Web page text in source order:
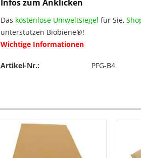
Infos zum Anklicken
Das kostenlose Umweltsiegel für Sie,
unterstützen Biobiene®!
Wichtige Informationen
Artikel-Nr.: PFG-B4